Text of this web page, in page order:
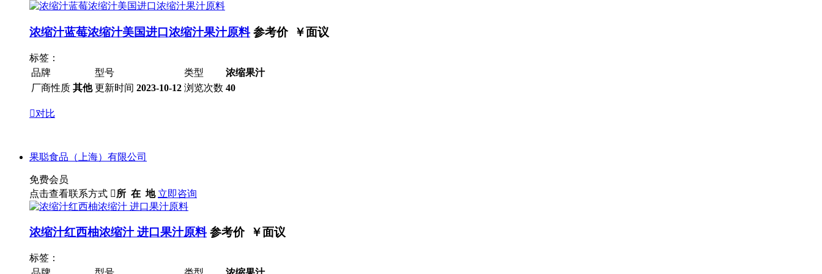
浓缩汁蓝莓浓缩汁美国进口浓缩汁果汁原料 参考价 ￥面议
标签：
品牌
型号 类型
浓缩果汁
厂商性质 其他 更新时间 2023-10-12 浏览次数 40
对比
果聪食品（上海）有限公司
免费会员
点击查看联系方式 所 在 地 立即咨询
浓缩汁红西柚浓缩汁 进口果汁原料 参考价 ￥面议
标签：